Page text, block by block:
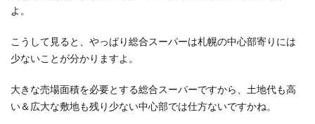
よ。
こうして見ると、やっぱり総合スーパーは札幌の中心部寄りには
少ないことが分かりますよ。
大きな売場面積を必要とする総合スーパーですから、土地代も高
い＆広大な敷地も残り少ない中心部では仕方ないですかね。